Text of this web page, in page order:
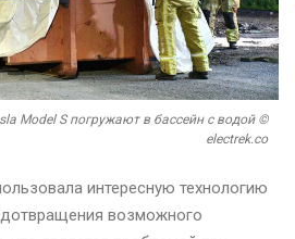
Model S погружают в бассейн с водой ©
electrek.co
интересную технологию
возможного